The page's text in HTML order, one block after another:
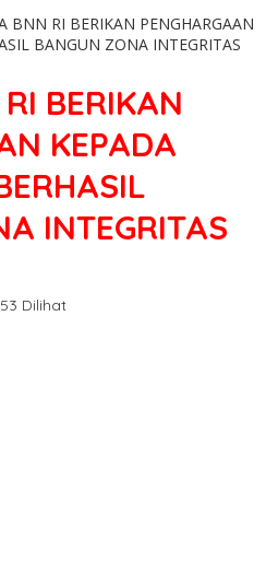
BNN RI BERIKAN PENGHARGAAN
BANGUN ZONA INTEGRITAS
BERIKAN
KEPADA
INTEGRITAS
Dilihat